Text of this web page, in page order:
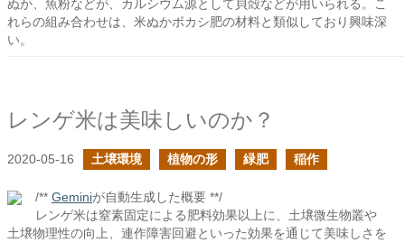
ぬか、魚粉などが、カルシウム源として貝殻などが用いられる。こ
れらの組み合わせは、米ぬかボカシ肥の材料と類似しており興味深
い。
レンゲ米は美味しいのか？
2020-05-16 土壌環境 植物の形 緑肥 稲作
/** Geminiが自動生成した概要 **/
レンゲ米は窒素固定による肥料効果以上に、土壌微生物叢や
土壌物理性の向上、連作障害回避といった効果を通じて美味しさを